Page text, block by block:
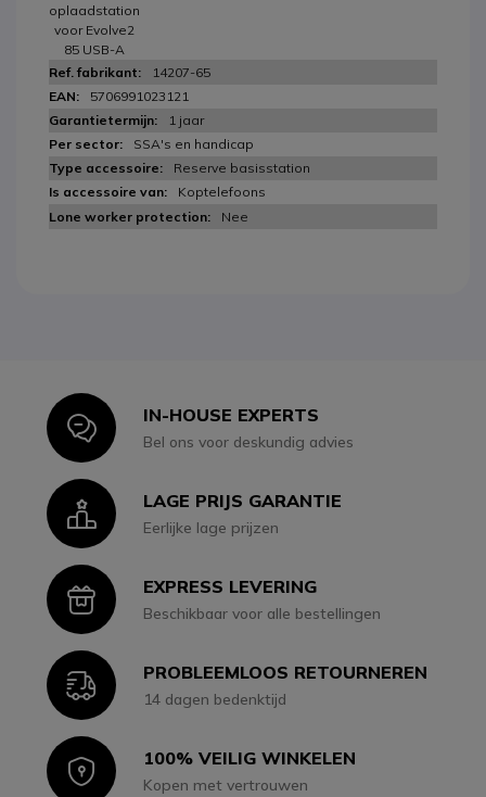
oplaadstation
voor Evolve2
85 USB-A
14207-65
5706991023121
1 jaar
SSA's en handicap
Reserve basisstation
Koptelefoons
Nee
IconIN-HOUSE EXPERTS
Bel ons voor deskundig advies
IconLAGE PRIJS GARANTIE
Eerlijke lage prijzen
IconEXPRESS LEVERING
Beschikbaar voor alle bestellingen
IconPROBLEEMLOOS RETOURNEREN
14 dagen bedenktijd
Icon100% VEILIG WINKELEN
Kopen met vertrouwen